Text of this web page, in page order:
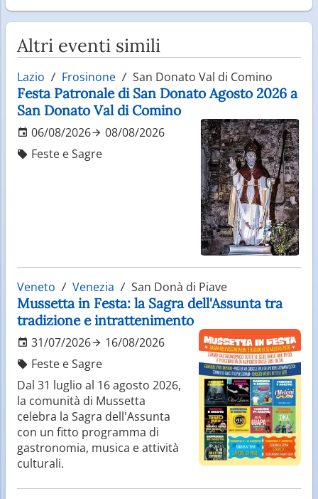
Altri eventi simili
Lazio Frosinone San Donato Val di Comino
Festa Patronale di San Donato Agosto 2026 a
San Donato Val di Comino
06/08/2026
08/08/2026
Feste e Sagre
Veneto Venezia San Donà di Piave
Mussetta in Festa: la Sagra dell'Assunta tra
tradizione e intrattenimento
31/07/2026
16/08/2026
Feste e Sagre
Dal 31 luglio al 16 agosto 2026,
la comunità di Mussetta
celebra la Sagra dell'Assunta
con un fitto programma di
gastronomia, musica e attività
culturali.